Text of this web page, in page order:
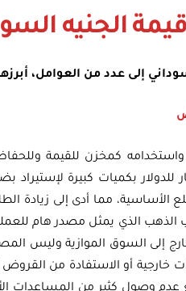
الجنيه
إلى عدد من العوامل،
واستخدامه كمخزن للقيمة
للدولار بكميات كبيرة
الأساسية، مما أدى إلى
الذي يمثل مصدر هام للعملة
إلى السوق الموازية وليس
أو الاستفادة من القروض